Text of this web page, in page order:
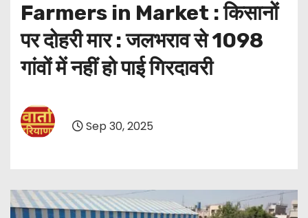
Farmers in Market : किसानों
पर दोहरी मार : जलभराव से 1098
गांवों में नहीं हो पाई गिरदावरी
Sep 30, 2025